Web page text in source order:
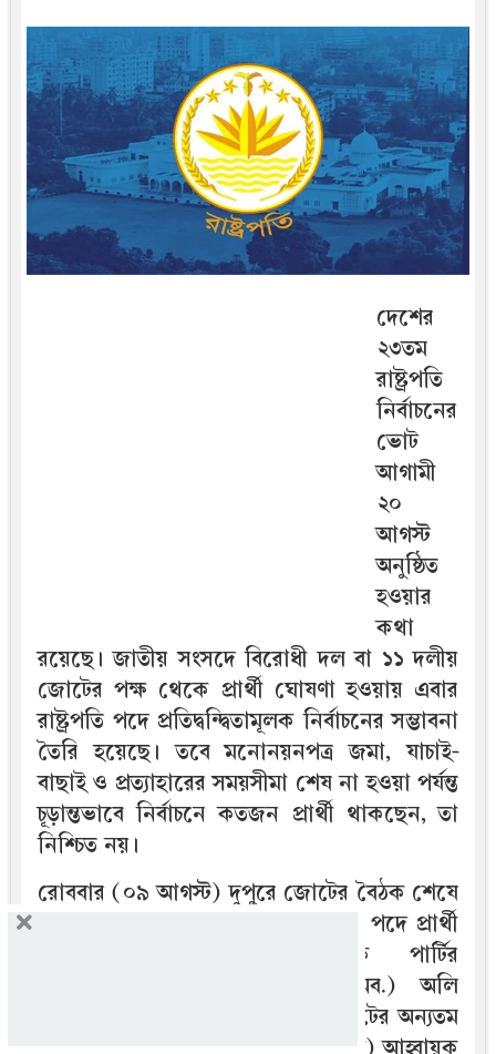
দেশের
২৩তম
রাষ্ট্রপতি
নির্বাচনের
ভোট
আগামী
২০
আগস্ট
অনুষ্ঠিত
হওয়ার
কথা
রয়েছে। জাতীয় সংসদে বিরোধী দল বা ১১ দলীয়
জোটের পক্ষ থেকে প্রার্থী ঘোষণা হওয়ায় এবার
রাষ্ট্রপতি পদে প্রতিদ্বন্দ্বিতামূলক নির্বাচনের সম্ভাবনা
তৈরি হয়েছে। তবে মনোনয়নপত্র জমা, যাচাই-
বাছাই ও প্রত্যাহারের সময়সীমা শেষ না হওয়া পর্যন্ত
চূড়ান্তভাবে নির্বাচনে কতজন প্রার্থী থাকছেন, তা
নিশ্চিত নয়।
রোববার (০৯ আগস্ট) দুপুরে জোটের বৈঠক শেষে
১১ দলীয় জোটের পক্ষ থেকে রাষ্ট্রপতি পদে প্রার্থী
হিসেবে লিবারেল ডেমোক্রেটিক পার্টির
(এলডিপি) চেয়ারম্যান কর্নেল (অব.) অলি
আহমদের নাম ঘোষণা করা হয়। জোটের অন্যতম